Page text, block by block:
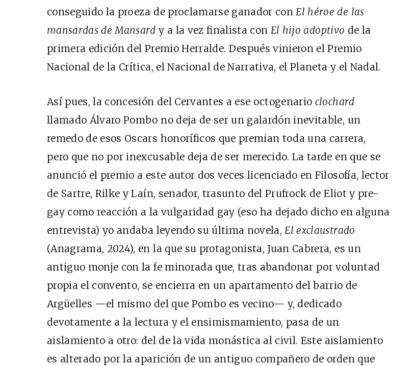
conseguido la proeza de proclamarse ganador conEl héroe de las
mansardas de Mansard y a la vez finalista con El hijo adoptivo de la
primera edición del Premio Herralde. Después vinieron el Premio
Nacional de la Crítica, el Nacional de Narrativa, el Planeta y el Nadal.
Así pues, la concesión del Cervantes a ese octogenario clochard
llamado Álvaro Pombo no deja de ser un galardón inevitable, un
remedo de esos Oscars honoríficos que premian toda una carrera,
pero que no por inexcusable deja de ser merecido. La tarde en que se
anunció el premio a este autor dos veces licenciado en Filosofía, lector
de Sartre, Rilke y Laín, senador, trasunto del Prufrock de Eliot y pre-
gay como reacción a la vulgaridad gay (eso ha dejado dicho en alguna
entrevista) yo andaba leyendo su última novela,El exclaustrado
(Anagrama, 2024), en la que su protagonista, Juan Cabrera, es un
antiguo monje con la fe minorada que, tras abandonar por voluntad
propia el convento, se encierra en un apartamento del barrio de
Argüelles —el mismo del que Pombo es vecino— y, dedicado
devotamente a la lectura y el ensimismamiento, pasa de un
aislamiento a otro: del de la vida monástica al civil. Este aislamiento
es alterado por la aparición de un antiguo compañero de orden que